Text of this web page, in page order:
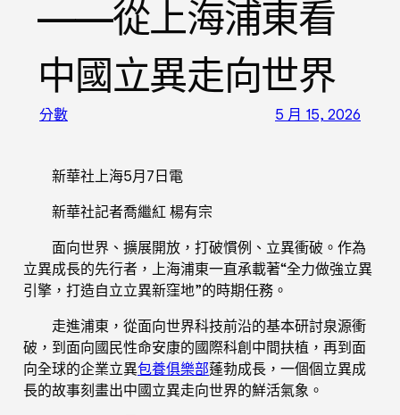
——從上海浦東看
中國立異走向世界
分數 5 月 15, 2026
新華社上海5月7日電
新華社記者喬繼紅 楊有宗
面向世界、擴展開放，打破慣例、立異衝破。作為
立異成長的先行者，上海浦東一直承載著“全力做強立異
引擎，打造自立立異新窪地”的時期任務。
走進浦東，從面向世界科技前沿的基本研討泉源衝
破，到面向國民性命安康的國際科創中間扶植，再到面
向全球的企業立異包養俱樂部蓬勃成長，一個個立異成
長的故事刻畫出中國立異走向世界的鮮活氣象。